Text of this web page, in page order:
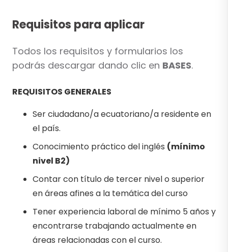
Requisitos para aplicar
Todos los requisitos y formularios los
podrás descargar dando clic en BASES.
REQUISITOS GENERALES
Ser ciudadano/a ecuatoriano/a residente en
el país.
Conocimiento práctico del inglés (mínimo
nivel B2)
Contar con título de tercer nivel o superior
en áreas afines a la temática del curso
Tener experiencia laboral de mínimo 5 años y
encontrarse trabajando actualmente en
áreas relacionadas con el curso.